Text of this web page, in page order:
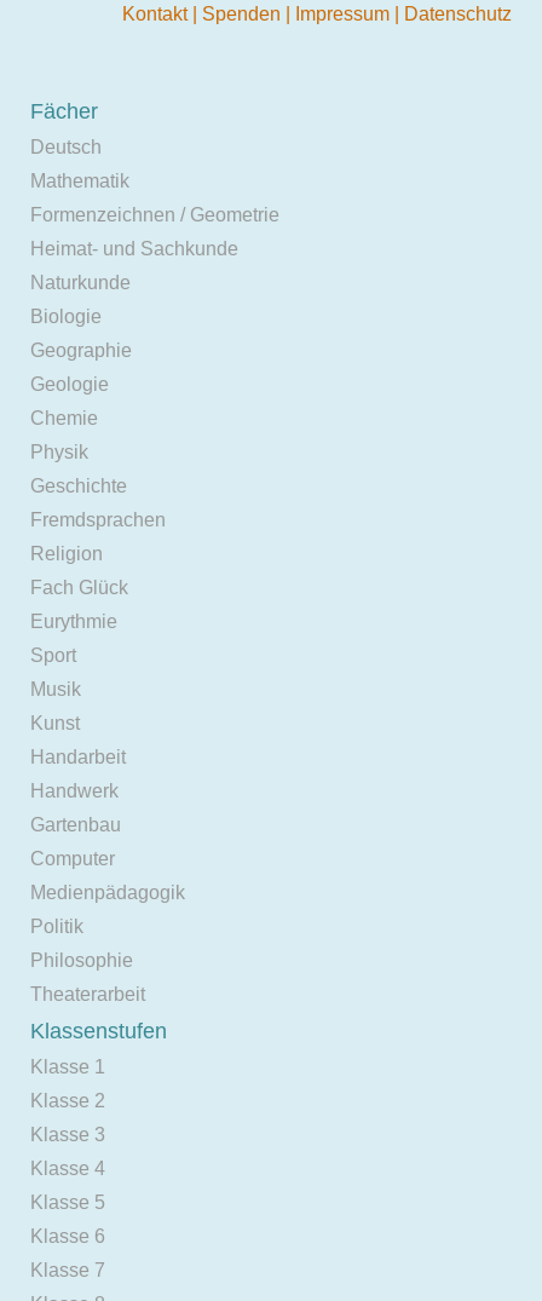
Kontakt Spenden Impressum Datenschutz
Fächer
Deutsch
Mathematik
Formenzeichnen / Geometrie
Heimat- und Sachkunde
Naturkunde
Biologie
Geographie
Geologie
Chemie
Physik
Geschichte
Fremdsprachen
Religion
Fach Glück
Eurythmie
Sport
Musik
Kunst
Handarbeit
Handwerk
Gartenbau
Computer
Medienpädagogik
Politik
Philosophie
Theaterarbeit
Klassenstufen
Klasse 1
Klasse 2
Klasse 3
Klasse 4
Klasse 5
Klasse 6
Klasse 7